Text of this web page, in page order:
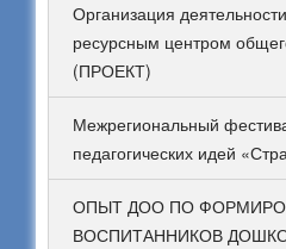
Организация
ресурсным центром
(ПРОЕКТ)
Межрегиональный
педагогических идей
ОПЫТ ДОО ПО
ВОСПИТАННИКОВ